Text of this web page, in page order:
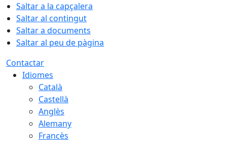
Saltar a la capçalera
Saltar al contingut
Saltar a documents
Saltar al peu de pàgina
Contactar
Idiomes
Català
Castellà
Anglès
Alemany
Francès